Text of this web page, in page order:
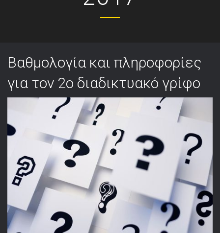
Βαθμολογία και πληροφορίες
για τον 2ο διαδικτυακό γρίφο